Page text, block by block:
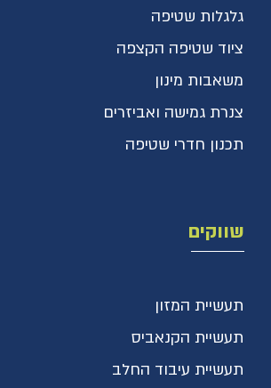
גלגלות שטיפה
ציוד שטיפה הקצפה
משאבות מינון
צנרת גמישה ואביזרים
תכנון חדרי שטיפה
שווקים
תעשיית המזון
תעשיית הקנאביס
תעשיית עיבוד החלב